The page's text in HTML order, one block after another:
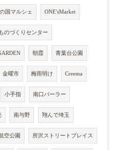
国マルシェ ONE'sMarket
のづくりセンター
朝霞 青葉台公園
金曜市 梅雨明け Creema
小手指 南口パーラー
南与野 翔んで埼玉
空公園 所沢ストリートプレイス